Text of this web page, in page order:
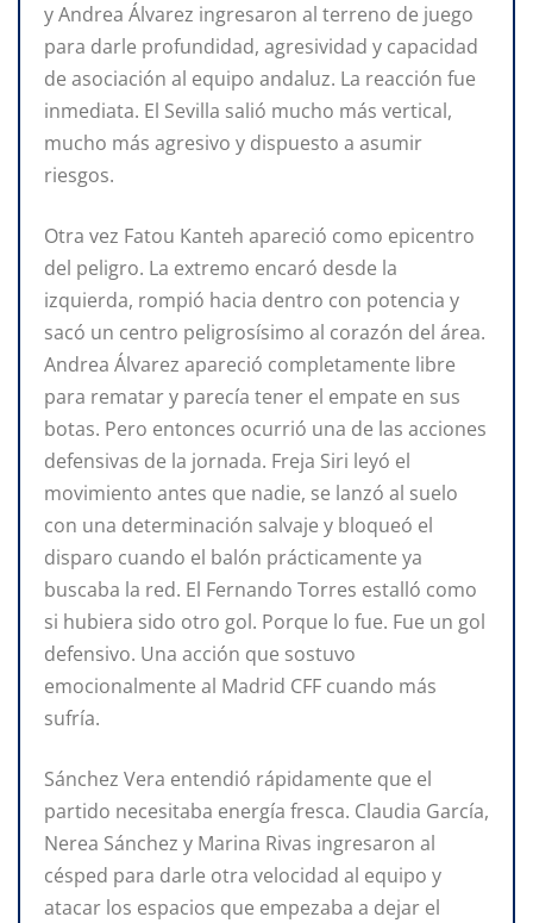
y Andrea Álvarez ingresaron al terreno de juego
para darle profundidad, agresividad y capacidad
de asociación al equipo andaluz. La reacción fue
inmediata. El Sevilla salió mucho más vertical,
mucho más agresivo y dispuesto a asumir
riesgos.
Otra vez Fatou Kanteh apareció como epicentro
del peligro. La extremo encaró desde la
izquierda, rompió hacia dentro con potencia y
sacó un centro peligrosísimo al corazón del área.
Andrea Álvarez apareció completamente libre
para rematar y parecía tener el empate en sus
botas. Pero entonces ocurrió una de las acciones
defensivas de la jornada. Freja Siri leyó el
movimiento antes que nadie, se lanzó al suelo
con una determinación salvaje y bloqueó el
disparo cuando el balón prácticamente ya
buscaba la red. El Fernando Torres estalló como
si hubiera sido otro gol. Porque lo fue. Fue un gol
defensivo. Una acción que sostuvo
emocionalmente al Madrid CFF cuando más
sufría.
Sánchez Vera entendió rápidamente que el
partido necesitaba energía fresca. Claudia García,
Nerea Sánchez y Marina Rivas ingresaron al
césped para darle otra velocidad al equipo y
atacar los espacios que empezaba a dejar el